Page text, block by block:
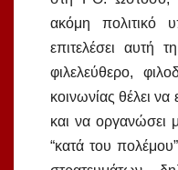
ακόμη πολιτικό
επιτελέσει αυτή
φιλελεύθερο,
κοινωνίας θέλει να
και να οργανώσει
“κατά του